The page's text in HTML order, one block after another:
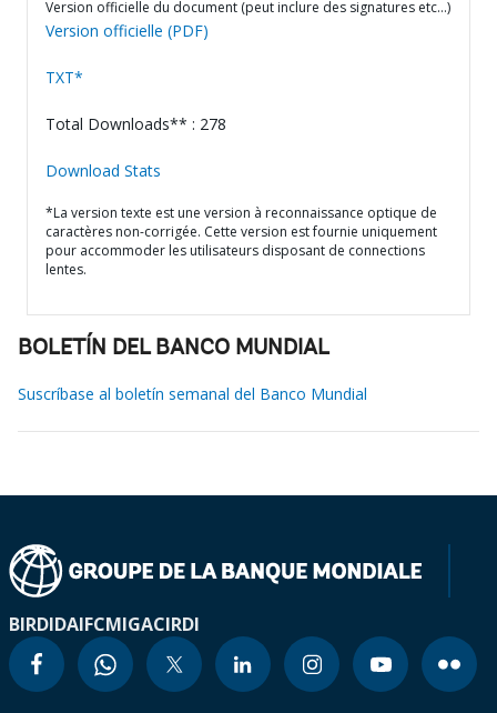
Version officielle du document (peut inclure des signatures etc…)
Version officielle (PDF)
TXT*
Total Downloads** : 278
Download Stats
*La version texte est une version à reconnaissance optique de
caractères non-corrigée. Cette version est fournie uniquement
pour accommoder les utilisateurs disposant de connections
lentes.
BOLETÍN DEL BANCO MUNDIAL
Suscríbase al boletín semanal del Banco Mundial
BIRDIDAIFCMIGACIRDI